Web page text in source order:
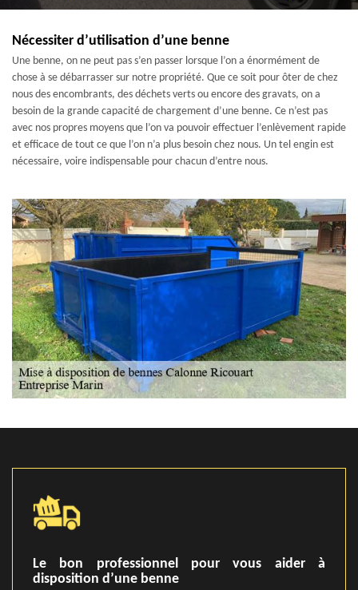
Nécessiter d’utilisation d’une benne
Une benne, on ne peut pas s’en passer lorsque l’on a énormément de
chose à se débarrasser sur notre propriété. Que ce soit pour ôter de chez
nous des encombrants, des déchets verts ou encore des gravats, on a
besoin de la grande capacité de chargement d’une benne. Ce n’est pas
avec nos propres moyens que l’on va pouvoir effectuer l’enlèvement rapide
et efficace de tout ce que l’on n’a plus besoin chez nous. Un tel engin est
nécessaire, voire indispensable pour chacun d’entre nous.
Le bon professionnel pour vous aider à
disposition d’une benne